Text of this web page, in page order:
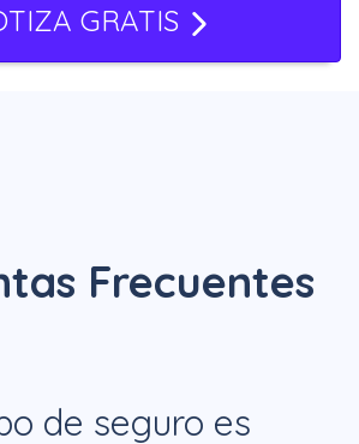
GRATIS
Frecuentes
de seguro es